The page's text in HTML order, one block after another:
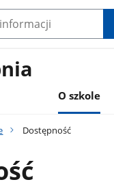
O szkole
Dostępność